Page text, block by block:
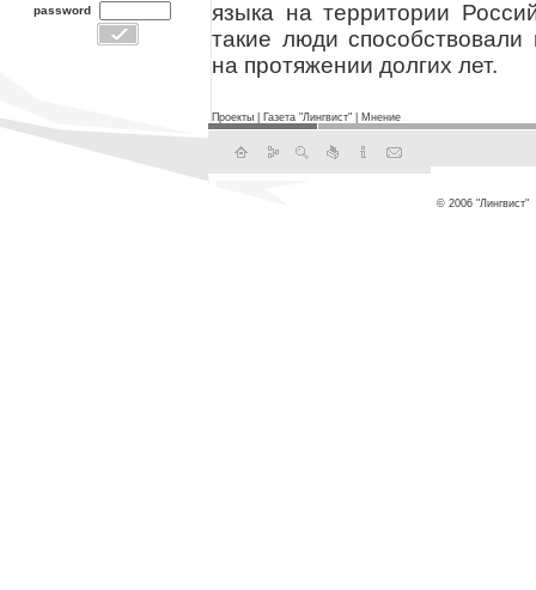
языка на территории
такие люди
на протяжении долгих лет.
Проекты Газета "Лингвист" Мнение
password
© 2006 "Лингвист"